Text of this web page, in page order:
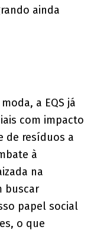
ainda
a EQS já
com impacto
de resíduos a
à
na
buscar
papel social
o que